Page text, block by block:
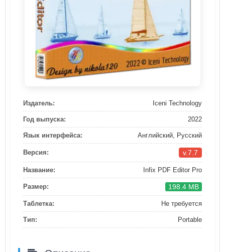
Издатель: Iceni Technology
Год выпуска: 2022
Язык интерфейса: Английский, Русский
Версия: v.7.7
Название: Infix PDF Editor Pro
Размер: 198.4 MB
Таблетка: Не требуется
Тип: Portable